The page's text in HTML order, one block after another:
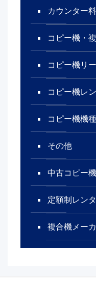
カウンター
コピー機・
コピー機リ
コピー機レ
コピー機機種
その他
中古コピー機
定額制レン
複合機メー